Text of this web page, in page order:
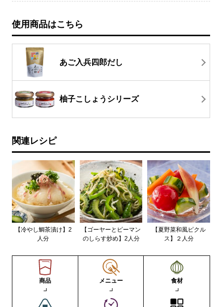
使用商品はこちら
あご入兵四郎だし
柚子こしょうシリーズ
関連レシピ
【冷やし鯛茶漬け】2
人分
【ゴーヤーとピーマン
のしらす炒め】2人分
【夏野菜和風ピクル
ス】２人分
商品 メニュー 食材